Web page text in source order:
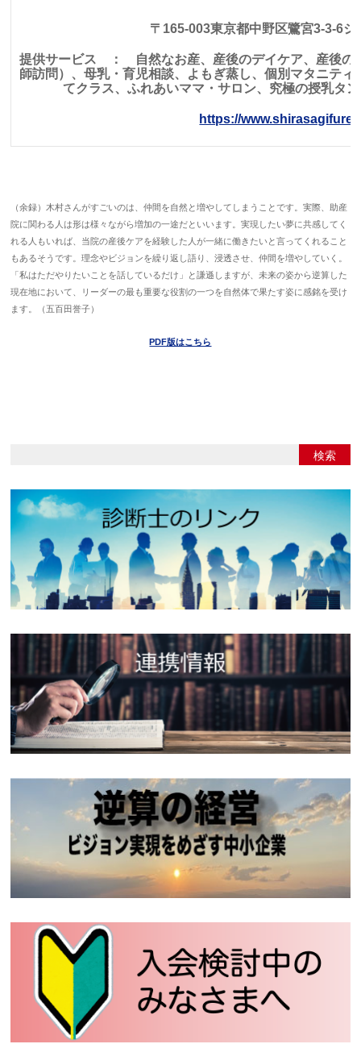
〒165-003東京都中野区鷺宮3-3-6
提供サービス ： 自然なお産、産後のデイケア、産後の
師訪問）、母乳・育児相談、よもぎ蒸し、個別マタニテ
てクラス、ふれあいママ・サロン、究極の授乳
https://
（余録）木村さんがすごいのは、仲間を自然と増やしてしまうことです。実際、助産
院に関わる人は形は様々ながら増加の一途だといいます。実現したい夢に共感してく
れる人もいれば、当院の産後ケアを経験した人が一緒に働きたいと言ってくれること
もあるそうです。理念やビジョンを繰り返し語り、浸透させ、仲間を増やしていく。
「私はただやりたいことを話しているだけ」と謙遜しますが、未来の姿から逆算した
現在地において、リーダーの最も重要な役割の一つを自然体で果たす姿に感銘を受け
ます。（五百田誉子）
PDF版はこちら